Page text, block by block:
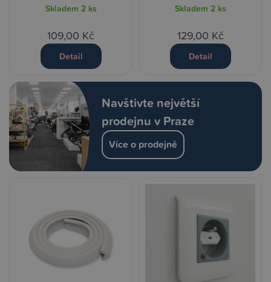
Navštivte největší
prodejnu v Praze
Více o prodejně
Skladem 2 ks
109,00 Kč
Detail
Skladem 2 ks
129,00 Kč
Detail